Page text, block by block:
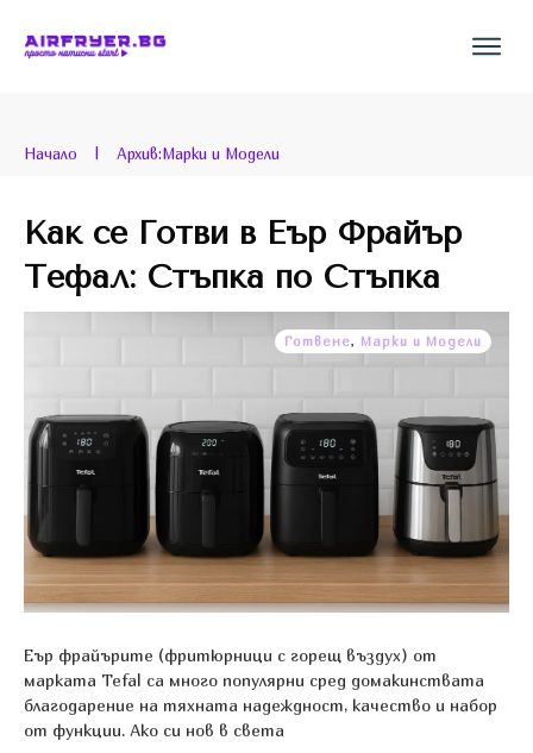
Начало Архив:Марки и Модели
Как се Готви в Еър Фрайър
Тефал: Стъпка по Стъпка
Готвене, Марки и Модели
Еър фрайърите (фритюрници с горещ въздух) от
марката Tefal са много популярни сред домакинствата
благодарение на тяхната надеждност, качество и набор
от функции. Ако си нов в света